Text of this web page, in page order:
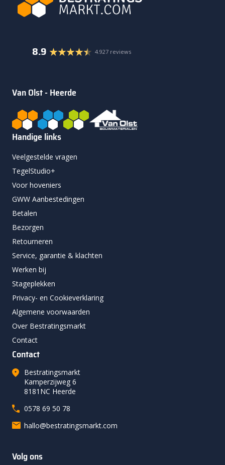
8.9 4.927 reviews
Van Olst - Heerde
Handige links
Veelgestelde vragen
TegelStudio+
Voor hoveniers
GWW Aanbestedingen
Betalen
Bezorgen
Retourneren
Service, garantie & klachten
Werken bij
Stageplekken
Privacy- en Cookieverklaring
Algemene voorwaarden
Over Bestratingsmarkt
Contact
Contact
Bestratingsmarkt
Kamperzijweg 6
8181NC Heerde
0578 69 50 78
hallo@bestratingsmarkt.com
Volg ons